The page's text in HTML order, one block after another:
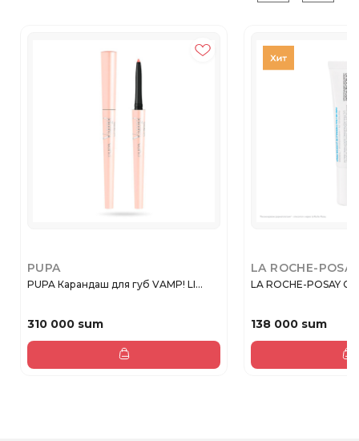
PUPA
PUPA Карандаш для губ VAMP! LI...
310 000 sum
LA ROCHE-POSAY
LA ROCHE-POSAY
138 000 sum